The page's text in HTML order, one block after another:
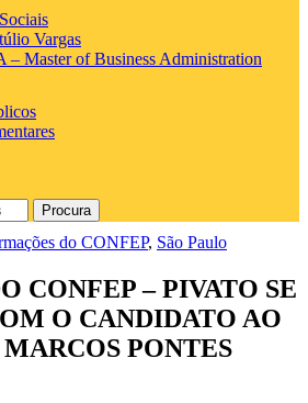
Vargas
– Master of Business Administration
Procura
do CONFEP, São Paulo
CONFEP – PIVATO SE
O CANDIDATO AO
MARCOS PONTES